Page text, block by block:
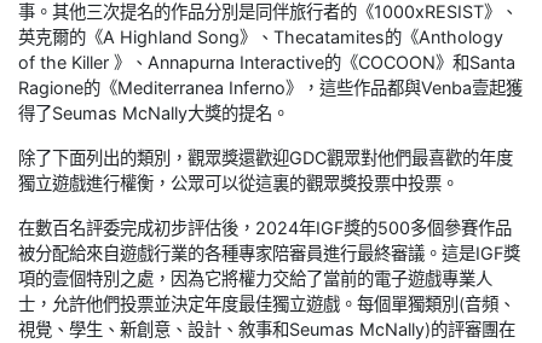
事。其他三次提名的作品分別是同伴旅行者的《1000xRESIST》、
英克爾的《A Highland Song》、Thecatamites的《Anthology
of the Killer 》、Annapurna Interactive的《COCOON》和Santa
Ragione的《Mediterranea Inferno》，這些作品都與Venba壹起獲
得了Seumas McNally大獎的提名。
除了下面列出的類別，觀眾獎還歡迎GDC觀眾對他們最喜歡的年度
獨立遊戲進行權衡，公眾可以從這裏的觀眾獎投票中投票。
在數百名評委完成初步評估後，2024年IGF獎的500多個參賽作品
被分配給來自遊戲行業的各種專家陪審員進行最終審議。這是IGF獎
項的壹個特別之處，因為它將權力交給了當前的電子遊戲專業人
士，允許他們投票並決定年度最佳獨立遊戲。每個單獨類別(音頻、
視覺、學生、新創意、設計、敘事和Seumas McNally)的評審團在